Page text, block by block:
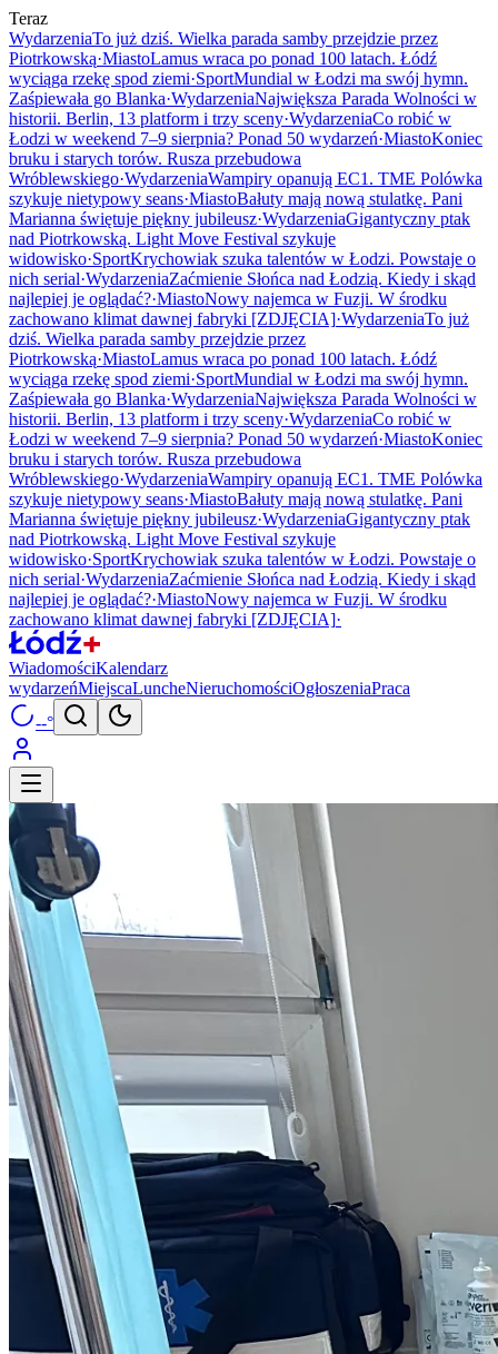
Teraz
WydarzeniaTo już dziś. Wielka parada samby przejdzie przez
Piotrkowską·MiastoLamus wraca po ponad 100 latach. Łódź
wyciąga rzekę spod ziemi·SportMundial w Łodzi ma swój hymn.
Zaśpiewała go Blanka·WydarzeniaNajwiększa Parada Wolności w
historii. Berlin, 13 platform i trzy sceny·WydarzeniaCo robić w
Łodzi w weekend 7–9 sierpnia? Ponad 50 wydarzeń·MiastoKoniec
bruku i starych torów. Rusza przebudowa
Wróblewskiego·WydarzeniaWampiry opanują EC1. TME Polówka
szykuje nietypowy seans·MiastoBałuty mają nową stulatkę. Pani
Marianna świętuje piękny jubileusz·WydarzeniaGigantyczny ptak
nad Piotrkowską. Light Move Festival szykuje
widowisko·SportKrychowiak szuka talentów w Łodzi. Powstaje o
nich serial·WydarzeniaZaćmienie Słońca nad Łodzią. Kiedy i skąd
najlepiej je oglądać?·MiastoNowy najemca w Fuzji. W środku
zachowano klimat dawnej fabryki [ZDJĘCIA]·WydarzeniaTo już
dziś. Wielka parada samby przejdzie przez
Piotrkowską·MiastoLamus wraca po ponad 100 latach. Łódź
wyciąga rzekę spod ziemi·SportMundial w Łodzi ma swój hymn.
Zaśpiewała go Blanka·WydarzeniaNajwiększa Parada Wolności w
historii. Berlin, 13 platform i trzy sceny·WydarzeniaCo robić w
Łodzi w weekend 7–9 sierpnia? Ponad 50 wydarzeń·MiastoKoniec
bruku i starych torów. Rusza przebudowa
Wróblewskiego·WydarzeniaWampiry opanują EC1. TME Polówka
szykuje nietypowy seans·MiastoBałuty mają nową stulatkę. Pani
Marianna świętuje piękny jubileusz·WydarzeniaGigantyczny ptak
nad Piotrkowską. Light Move Festival szykuje
widowisko·SportKrychowiak szuka talentów w Łodzi. Powstaje o
nich serial·WydarzeniaZaćmienie Słońca nad Łodzią. Kiedy i skąd
najlepiej je oglądać?·MiastoNowy najemca w Fuzji. W środku
zachowano klimat dawnej fabryki [ZDJĘCIA]·
WiadomościKalendarz
wydarzeńMiejscaLuncheNieruchomościOgłoszeniaPraca
--°